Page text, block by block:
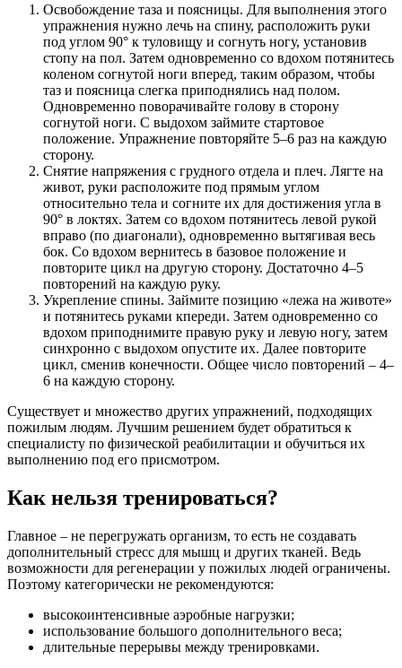
Освобождение таза и поясницы. Для выполнения этого
упражнения нужно лечь на спину, расположить руки
под углом 90° к туловищу и согнуть ногу, установив
стопу на пол. Затем одновременно со вдохом потянитесь
коленом согнутой ноги вперед, таким образом, чтобы
таз и поясница слегка приподнялись над полом.
Одновременно поворачивайте голову в сторону
согнутой ноги. С выдохом займите стартовое
положение. Упражнение повторяйте 5–6 раз на каждую
сторону.
Снятие напряжения с грудного отдела и плеч. Лягте на
живот, руки расположите под прямым углом
относительно тела и согните их для достижения угла в
90° в локтях. Затем со вдохом потянитесь левой рукой
вправо (по диагонали), одновременно вытягивая весь
бок. Со вдохом вернитесь в базовое положение и
повторите цикл на другую сторону. Достаточно 4–5
повторений на каждую руку.
Укрепление спины. Займите позицию «лежа на животе»
и потянитесь руками кпереди. Затем одновременно со
вдохом приподнимите правую руку и левую ногу, затем
синхронно с выдохом опустите их. Далее повторите
цикл, сменив конечности. Общее число повторений – 4–
6 на каждую сторону.
Существует и множество других упражнений, подходящих
пожилым людям. Лучшим решением будет обратиться к
специалисту по физической реабилитации и обучиться их
выполнению под его присмотром.
Как нельзя тренироваться?
Главное – не перегружать организм, то есть не создавать
дополнительный стресс для мышц и других тканей. Ведь
возможности для регенерации у пожилых людей ограничены.
Поэтому категорически не рекомендуются:
высокоинтенсивные аэробные нагрузки;
использование большого дополнительного веса;
длительные перерывы между тренировками.